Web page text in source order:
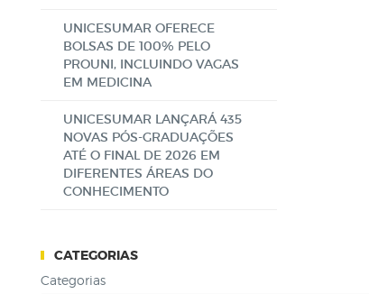
UNICESUMAR OFERECE
BOLSAS DE 100% PELO
PROUNI, INCLUINDO VAGAS
EM MEDICINA
UNICESUMAR LANÇARÁ 435
NOVAS PÓS-GRADUAÇÕES
ATÉ O FINAL DE 2026 EM
DIFERENTES ÁREAS DO
CONHECIMENTO
CATEGORIAS
Categorias